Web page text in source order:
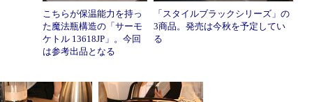
こちらが保温能力を持っ
た魔法瓶構造の「サーモ
ケトル 13618JP」。今回
は参考出品となる
「スタイルブラックシリーズ」の
3商品。発売は今秋を予定してい
る